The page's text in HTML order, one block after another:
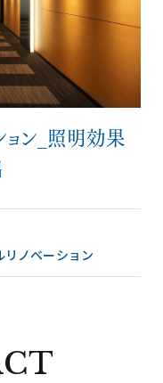
ョン_照明効果
リノベーション